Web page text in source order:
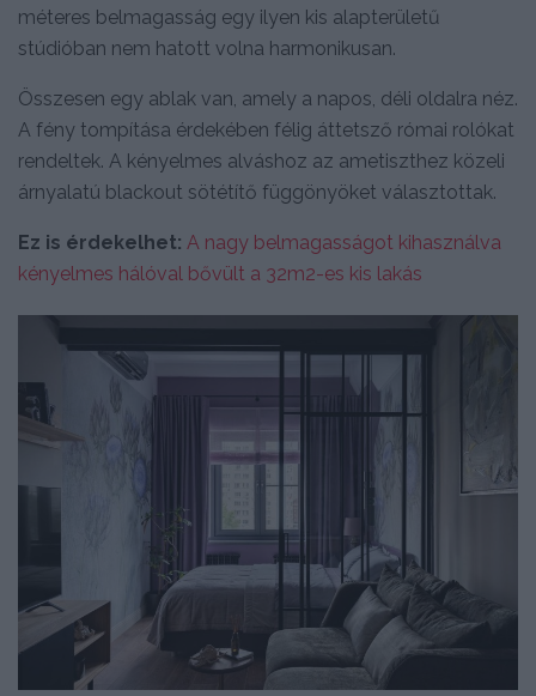
méteres belmagasság egy ilyen kis alapterületű
stúdióban nem hatott volna harmonikusan.
Összesen egy ablak van, amely a napos, déli oldalra néz.
A fény tompítása érdekében félig áttetsző római rolókat
rendeltek. A kényelmes alváshoz az ametiszthez közeli
árnyalatú blackout sötétítő függönyöket választottak.
Ez is érdekelhet: A nagy belmagasságot kihasználva
kényelmes hálóval bővült a 32m2-es kis lakás